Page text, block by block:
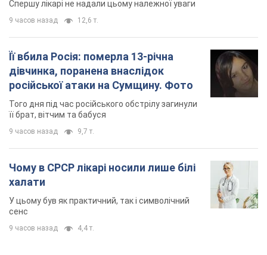
У цьому був як практичний, так і символічний
сенс
9 часов назад 4,4 т.